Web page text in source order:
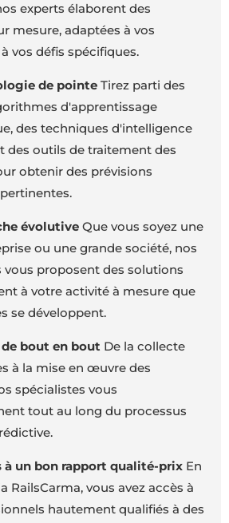
experts élaborent des
mesure, adaptées à vos
vos défis spécifiques.
de pointe Tirez parti des
d'apprentissage
des techniques d'intelligence
des outils de traitement des
obtenir des prévisions
évolutive Que vous soyez une
ou une grande société, nos
vous proposent des solutions
à votre activité à mesure que
se développent.
bout en bout De la collecte
à la mise en œuvre des
spécialistes vous
tout au long du processus
à un bon rapport qualité-prix En
RailsCarma, vous avez accès à
hautement qualifiés à des